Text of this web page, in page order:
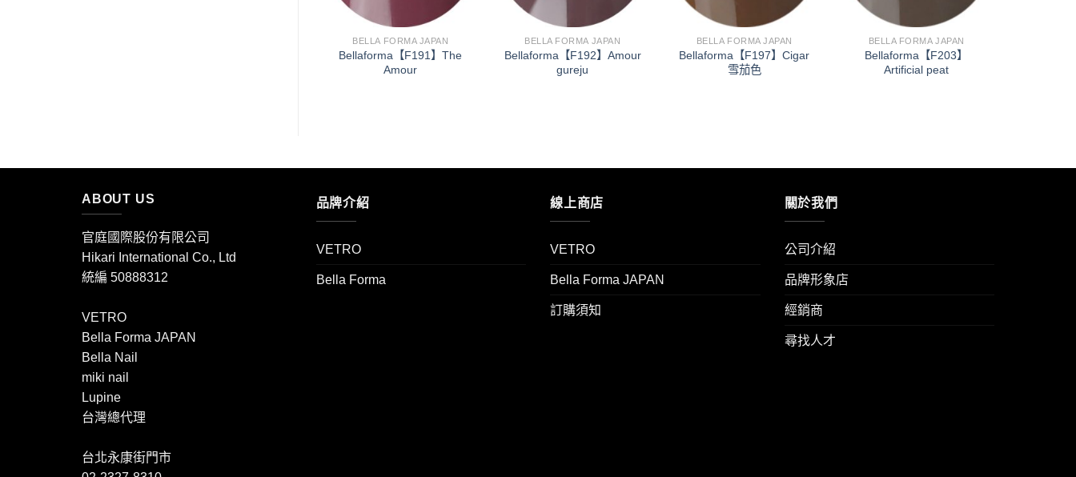
BELLA FORMA JAPAN
Bellaforma【F191】The
Amour
BELLA FORMA JAPAN
Bellaforma【F192】Amour
gureju
BELLA FORMA JAPAN
Bellaforma【F197】Cigar
雪茄色
BELLA FORMA JAPAN
Bellaforma【F203】
Artificial peat
ABOUT US
官庭國際股份有限公司
Hikari International Co., Ltd
統編 50888312
VETRO
Bella Forma JAPAN
Bella Nail
miki nail
Lupine
台灣總代理
台北永康街門市
品牌介紹
VETRO
Bella Forma
線上商店
VETRO
Bella Forma JAPAN
訂購須知
關於我們
公司介紹
品牌形象店
經銷商
尋找人才